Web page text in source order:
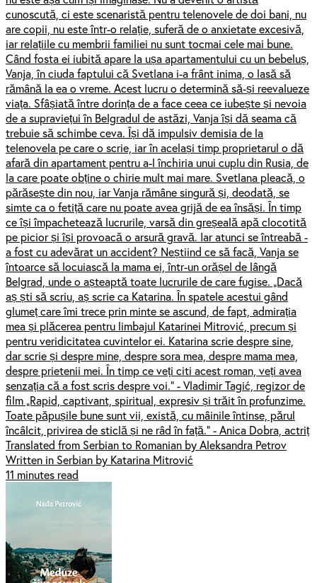
cunoscută, ci este scenaristă pentru telenovele de doi bani, nu
are copii, nu este într-o relație, suferă de o anxietate excesivă,
iar relațiile cu membrii familiei nu sunt tocmai cele mai bune.
Când fosta ei iubită apare la ușa apartamentului cu un bebeluș,
Vanja, în ciuda faptului că Svetlana i-a frânt inima, o lasă să
rămână la ea o vreme. Acest lucru o determină să-și reevalueze
viața. Sfâșiată între dorința de a face ceea ce iubește și nevoia
de a supraviețui în Belgradul de astăzi, Vanja își dă seama că
trebuie să schimbe ceva. Își dă impulsiv demisia de la
telenovela pe care o scrie, iar în același timp proprietarul o dă
afară din apartament pentru a-l închiria unui cuplu din Rusia, de
la care poate obține o chirie mult mai mare. Svetlana pleacă, o
părăsește din nou, iar Vanja rămâne singură și, deodată, se
simte ca o fetiță care nu poate avea grijă de ea însăși. În timp
ce își împachetează lucrurile, varsă din greșeală apă clocotită
pe picior și își provoacă o arsură gravă. Iar atunci se întreabă -
a fost cu adevărat un accident? Neștiind ce să facă, Vanja se
întoarce să locuiască la mama ei, într-un orășel de lângă
Belgrad, unde o așteaptă toate lucrurile de care fugise. „Dacă
aș ști să scriu, aș scrie ca Katarina. În spatele acestui gând
glumeț care îmi trece prin minte se ascund, de fapt, admirația
mea și plăcerea pentru limbajul Katarinei Mitrović, precum și
pentru veridicitatea cuvintelor ei. Katarina scrie despre sine,
dar scrie și despre mine, despre sora mea, despre mama mea,
despre prietenii mei. În timp ce veți citi acest roman, veți avea
senzația că a fost scris despre voi.” - Vladimir Tagić, regizor de
film „Rapid, captivant, spiritual, expresiv și trăit în profunzime.
Toate păpușile bune sunt vii, există, cu mâinile întinse, părul
încâlcit, privirea de sticlă și ne râd în față.” - Anica Dobra, actriț
Translated from Serbian to Romanian by Aleksandra Petrov
Written in Serbian by Katarina Mitrović
11 minutes read